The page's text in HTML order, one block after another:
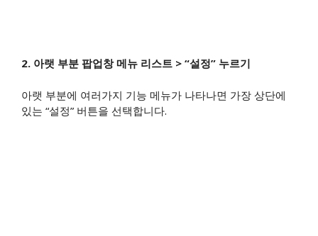
2. 아랫 부분 팝업창 메뉴 리스트 > “설정” 누르기
아랫 부분에 여러가지 기능 메뉴가 나타나면 가장 상단에
있는 “설정” 버튼을 선택합니다.